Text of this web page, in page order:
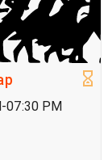
07:30 PM